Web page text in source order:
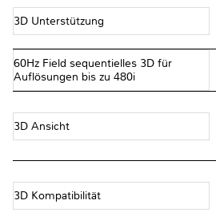
3D Unterstützung
60Hz Field sequentielles 3D für
Auflösungen bis zu 480i
3D Ansicht
3D Kompatibilität